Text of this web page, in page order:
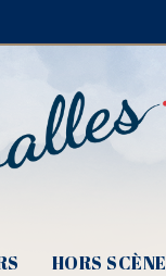
HORS SCÈNE